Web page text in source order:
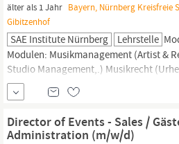
älter als 1 Jahr Bayern, Nürnberg Kreisfreie
Gibitzenhof
SAE Institute Nürnberg Lehrstelle
Modulen: Musikmanagement (Artist &
Studio Management,.) Musikrecht
Veranstaltungsrecht, Vertragsrecht,.)
Musikverlag, Plattenlabel,
(Eventmanagement,
Tourneeplanung,.) Kommunikation ...
Director of Events - Sales /
Administration (m/w/d)